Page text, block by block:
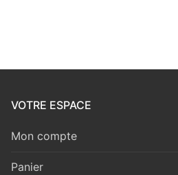
VOTRE ESPACE
Mon compte
Panier